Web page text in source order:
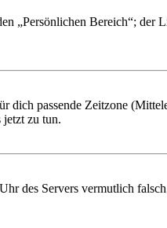
„Persönlichen Bereich“; der
dich passende Zeitzone
jetzt zu tun.
des Servers vermutlich